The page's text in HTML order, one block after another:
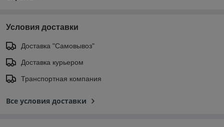
Условия доставки
Доставка "Самовывоз"
Доставка курьером
Транспортная компания
Все условия доставки